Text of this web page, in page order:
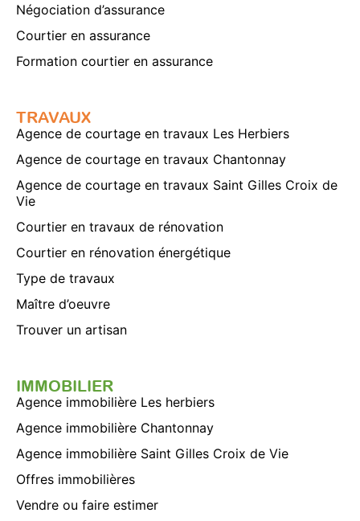
Négociation d’assurance
Courtier en assurance
Formation courtier en assurance
TRAVAUX
Agence de courtage en travaux Les Herbiers
Agence de courtage en travaux Chantonnay
Agence de courtage en travaux Saint Gilles Croix de
Vie
Courtier en travaux de rénovation
Courtier en rénovation énergétique
Type de travaux
Maître d’oeuvre
Trouver un artisan
IMMOBILIER
Agence immobilière Les herbiers
Agence immobilière Chantonnay
Agence immobilière Saint Gilles Croix de Vie
Offres immobilières
Vendre ou faire estimer